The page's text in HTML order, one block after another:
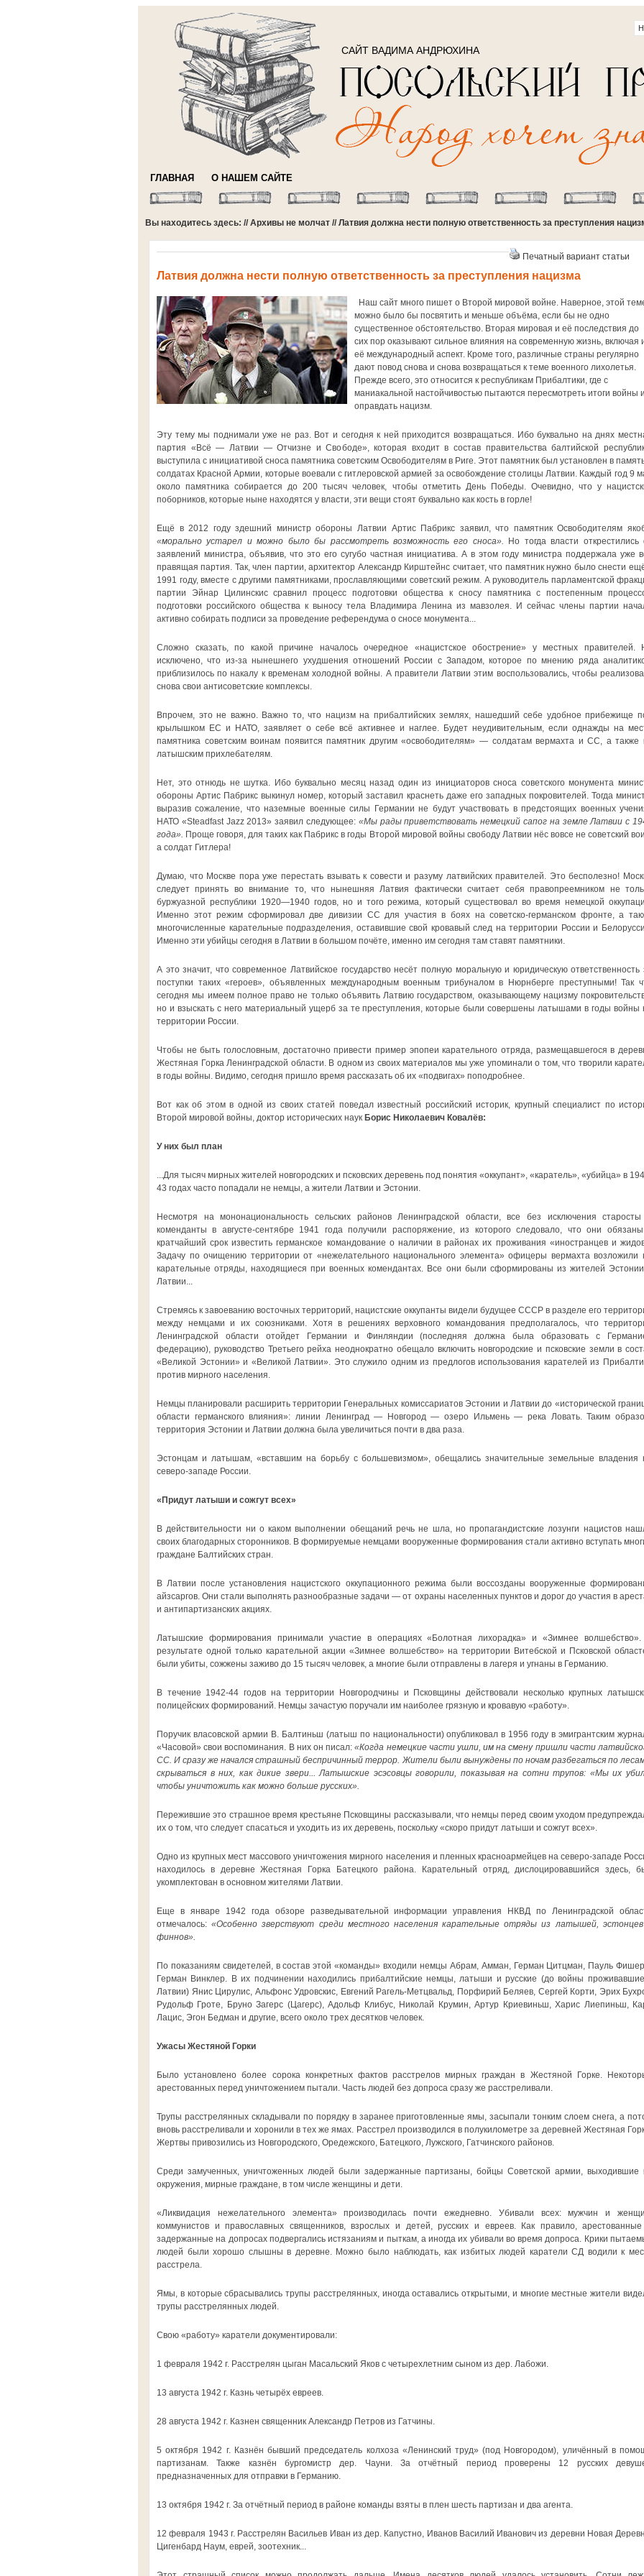
САЙТ ВАДИМА АНДРЮХИНА
ГЛАВНАЯ О НАШЕМ САЙТЕ
Вы находитесь здесь: //Архивы не молчат // Латвия должна нести полную ответственность за преступления
Печатный вариант статьи
Латвия должна нести полную ответственность за преступления нацизма
Наш сайт много пишет о Второй мировой войне. Наверное, этой
можно было бы посвятить и меньше объёма, если бы не одно
существенное обстоятельство. Вторая мировая и её последствия до
сих пор оказывают сильное влияния на современную жизнь, включая
её международный аспект. Кроме того, различные страны регулярно
дают повод снова и снова возвращаться к теме военного лихолетья.
Прежде всего, это относится к республикам Прибалтики, где с
маниакальной настойчивостью пытаются пересмотреть итоги войны и
оправдать нацизм.
Эту тему мы поднимали уже не раз. Вот и сегодня к ней приходится возвращаться. Ибо буквально на днях
партия «Всё — Латвии — Отчизне и Свободе», которая входит в состав правительства балтийской
выступила с инициативой сноса памятника советским Освободителям в Риге. Этот памятник был установлен в
солдатах Красной Армии, которые воевали с гитлеровской армией за освобождение столицы Латвии. Каждый год 9
около памятника собирается до 200 тысяч человек, чтобы отметить День Победы. Очевидно, что у
поборников, которые ныне находятся у власти, эти вещи стоят буквально как кость в горле!
Ещё в 2012 году здешний министр обороны Латвии Артис Пабрикс заявил, что памятник Освободителям
«морально устарел и можно было бы рассмотреть возможность его сноса».
Но тогда власти открестились
заявлений министра, объявив, что это его сугубо частная инициатива. А в этом году министра поддержала уже
правящая партия. Так, член партии, архитектор Александр Кирштейнс считает, что памятник нужно было снести
1991 году, вместе с другими памятниками, прославляющими советский режим. А руководитель парламентской
партии Эйнар Цилинскис сравнил процесс подготовки общества к сносу памятника с постепенным
подготовки российского общества к выносу тела Владимира Ленина из мавзолея. И сейчас члены партии
активно собирать подписи за проведение референдума о сносе монумента...
Сложно сказать, по какой причине началось очередное «нацистское обострение» у местных правителей.
исключено, что из-за нынешнего ухудшения отношений России с Западом, которое по мнению ряда
приблизилось по накалу к временам холодной войны. А правители Латвии этим воспользовались, чтобы
снова свои антисоветские комплексы.
Впрочем, это не важно. Важно то, что нацизм на прибалтийских землях, нашедший себе удобное прибежище
крылышком ЕС и НАТО, заявляет о себе всё активнее и наглее. Будет неудивительным, если однажды на
памятника советским воинам появится памятник другим «освободителям» — солдатам вермахта и СС, а также
латышским прихлебателям.
Нет, это отнюдь не шутка. Ибо буквально месяц назад один из инициаторов сноса советского монумента
обороны Артис Пабрикс выкинул номер, который заставил краснеть даже его западных покровителей. Тогда
выразив сожаление, что наземные военные силы Германии не будут участвовать в предстоящих военных
НАТО «Steadfast Jazz 2013» заявил следующее: «Мы рады приветствовать немецкий сапог на земле Латвии с
года». Проще говоря, для таких как Пабрикс в годы Второй мировой войны свободу Латвии нёс вовсе не советский
а солдат Гитлера!
Думаю, что Москве пора уже перестать взывать к совести и разуму латвийских правителей. Это бесполезно!
следует принять во внимание то, что нынешняя Латвия фактически считает себя правопреемником не
буржуазной республики 1920—1940 годов, но и того режима, который существовал во время немецкой
Именно этот режим сформировал две дивизии СС для участия в боях на советско-германском фронте, а
многочисленные карательные подразделения, оставившие свой кровавый след на территории России и
Именно эти убийцы сегодня в Латвии в большом почёте, именно им сегодня там ставят памятники.
А это значит, что современное Латвийское государство несёт полную моральную и юридическую ответственность
поступки таких «героев», объявленных международным военным трибуналом в Нюрнберге преступными! Так
сегодня мы имеем полное право не только объявить Латвию государством, оказывающему нацизму
но и взыскать с него материальный ущерб за те преступления, которые были совершены латышами в годы войны
территории России.
Чтобы не быть голословным, достаточно привести пример эпопеи карательного отряда, размещавшегося в
Жестяная Горка Ленинградской области. В одном из своих материалов мы уже упоминали о том, что творили
в годы войны. Видимо, сегодня пришло время рассказать об их «подвигах» поподробнее.
Вот как об этом в одной из своих статей поведал известный российский историк, крупный специалист по
Второй мировой войны, доктор исторических наук Борис Николаевич Ковалёв:
У них был план
...Для тысяч мирных жителей новгородских и псковских деревень под понятия «оккупант», «каратель», «убийца» в
43 годах часто попадали не немцы, а жители Латвии и Эстонии.
Несмотря на мононациональность сельских районов Ленинградской области, все без исключения
коменданты в августе-сентябре 1941 года получили распоряжение, из которого следовало, что они
кратчайший срок известить германское командование о наличии в районах их проживания «иностранцев и
Задачу по очищению территории от «нежелательного национального элемента» офицеры вермахта возложили
карательные отряды, находящиеся при военных комендантах. Все они были сформированы из жителей
Латвии...
Стремясь к завоеванию восточных территорий, нацистские оккупанты видели будущее СССР в разделе его
между немцами и их союзниками. Хотя в решениях верховного командования предполагалось, что
Ленинградской области отойдет Германии и Финляндии (последняя должна была образовать с
федерацию), руководство Третьего рейха неоднократно обещало включить новгородские и псковские земли в
«Великой Эстонии» и «Великой Латвии». Это служило одним из предлогов использования карателей из
против мирного населения.
Немцы планировали расширить территории Генеральных комиссариатов Эстонии и Латвии до «исторической
области германского влияния»: линии Ленинград — Новгород — озеро Ильмень — река Ловать. Таким
территория Эстонии и Латвии должна была увеличиться почти в два раза.
Эстонцам и латышам, «вставшим на борьбу с большевизмом», обещались значительные земельные владения
северо-западе России.
«Придут латыши и сожгут всех»
В действительности ни о каком выполнении обещаний речь не шла, но пропагандистские лозунги нацистов
своих благодарных сторонников. В формируемые немцами вооруженные формирования стали активно вступать
граждане Балтийских стран.
В Латвии после установления нацистского оккупационного режима были воссозданы вооруженные
айзсаргов. Они стали выполнять разнообразные задачи — от охраны населенных пунктов и дорог до участия в
и антипартизанских акциях.
Латышские формирования принимали участие в операциях «Болотная лихорадка» и «Зимнее
результате одной только карательной акции «Зимнее волшебство» на территории Витебской и Псковской
были убиты, сожжены заживо до 15 тысяч человек, а многие были отправлены в лагеря и угнаны в Германию.
В течение 1942-44 годов на территории Новгородчины и Псковщины действовали несколько крупных
полицейских формирований. Немцы зачастую поручали им наиболее грязную и кровавую «работу».
Поручик власовской армии В. Балтиньш (латыш по национальности) опубликовал в 1956 году в эмигрантским
«Часовой» свои воспоминания. В них он писал:«Когда немецкие части ушли, им на смену пришли части
СС. И сразу же начался страшный беспричинный террор. Жители были вынуждены по ночам разбегаться по
скрываться в них, как дикие звери... Латышские эсэсовцы говорили, показывая на сотни трупов: «Мы их
чтобы уничтожить как можно больше русских».
Пережившие это страшное время крестьяне Псковщины рассказывали, что немцы перед своим уходом
их о том, что следует спасаться и уходить из их деревень, поскольку «скоро придут латыши и сожгут всех».
Одно из крупных мест массового уничтожения мирного населения и пленных красноармейцев на северо-западе
находилось в деревне Жестяная Горка Батецкого района. Карательный отряд, дислоцировавшийся здесь,
укомплектован в основном жителями Латвии.
Еще в январе 1942 года обзоре разведывательной информации управления НКВД по Ленинградской
отмечалось:«Особенно зверствуют среди местного населения карательные отряды из латышей,
финнов».
По показаниям свидетелей, в состав этой «команды» входили немцы Абрам, Амман, Герман Цитцман, Пауль
Герман Винклер. В их подчинении находились прибалтийские немцы, латыши и русские (до войны
Латвии) Янис Цирулис, Альфонс Удровскис, Евгений Рагель-Метцвальд, Порфирий Беляев, Сергей Корти, Эрих
Рудольф Гроте, Бруно Загерс (Цагерс), Адольф Клибус, Николай Крумин, Артур Криевиньш, Харис Лиепиньш,
Лацис, Эгон Бедман и другие, всего около трех десятков человек.
Ужасы Жестяной Горки
Было установлено более сорока конкретных фактов расстрелов мирных граждан в Жестяной Горке.
арестованных перед уничтожением пытали. Часть людей без допроса сразу же расстреливали.
Трупы расстрелянных складывали по порядку в заранее приготовленные ямы, засыпали тонким слоем снега, а
вновь расстреливали и хоронили в тех же ямах. Расстрел производился в полукилометре за деревней Жестяная
Жертвы привозились из Новгородского, Оредежского, Батецкого, Лужского, Гатчинского районов.
Среди замученных, уничтоженных людей были задержанные партизаны, бойцы Советской армии, выходившие
окружения, мирные граждане, в том числе женщины и дети.
«Ликвидация нежелательного элемента» производилась почти ежедневно. Убивали всех: мужчин и
коммунистов и православных священников, взрослых и детей, русских и евреев. Как правило,
задержанные на допросах подвергались истязаниям и пыткам, а иногда их убивали во время допроса. Крики
людей были хорошо слышны в деревне. Можно было наблюдать, как избитых людей каратели СД водили к
расстрела.
Ямы, в которые сбрасывались трупы расстрелянных, иногда оставались открытыми, и многие местные жители
трупы расстрелянных людей.
Свою «работу» каратели документировали:
1 февраля 1942 г. Расстрелян цыган Масальский Яков с четырехлетним сыном из дер. Лабожи.
13 августа 1942 г. Казнь четырёх евреев.
28 августа 1942 г. Казнен священник Александр Петров из Гатчины.
5 октября 1942 г. Казнён бывший председатель колхоза «Ленинский труд» (под Новгородом), уличённый в
партизанам. Также казнён бургомистр дер. Чауни. За отчётный период проверены 12 русских
предназначенных для отправки в Германию.
13 октября 1942 г. За отчётный период в районе команды взяты в плен шесть партизан и два агента.
12 февраля 1943 г. Расстрелян Васильев Иван из дер. Капустно, Иванов Василий Иванович из деревни Новая
Цигенбард Наум, еврей, зоотехник...